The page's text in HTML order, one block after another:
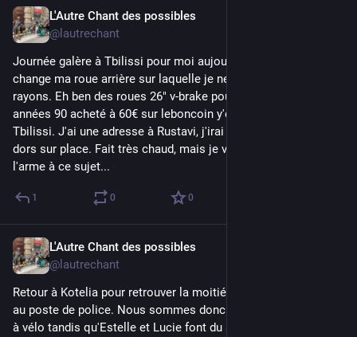
L'Autre Chant des possibles
@lautrechant
Journée galère à Tbilissi pour moi aujourd'hui. Il fait que je
change ma roue arrière sur laquelle je ne cesse de casser des
rayons. Eh ben des roues 26" v-brake pour u' vieux VTT des
années 90 acheté à 60€ sur leboncoin y'en a pas beaucoup à
Tbilissi. J'ai une adresse à Rustavi, j'irai demain et du coup je
dors sur place. Fait très chaud, mais je vais pas vous tirer la
l'arme à ce sujet...
1 0 0
L'Autre Chant des possibles
@lautrechant
Retour à Kotelia pour retrouver la moitié de nos vélos laissés
au poste de police. Nous sommes donc descendus avec Léon
à vélo tandis qu'Estelle et Lucie font du stop. Nous sommes